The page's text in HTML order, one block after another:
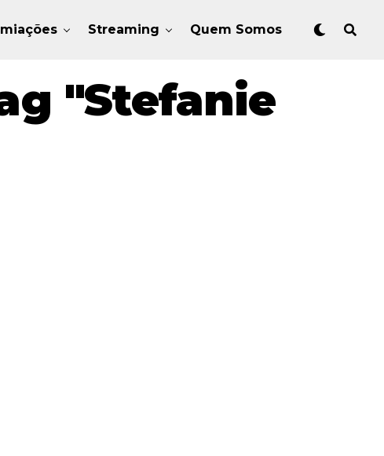
Streaming Quem Somos
"Stefanie